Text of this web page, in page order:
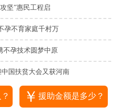
坚”惠民工程启
孕不育家庭千村万
不孕技术圆梦中原
国扶贫大会又获河南
￥ 援助金额是多少？